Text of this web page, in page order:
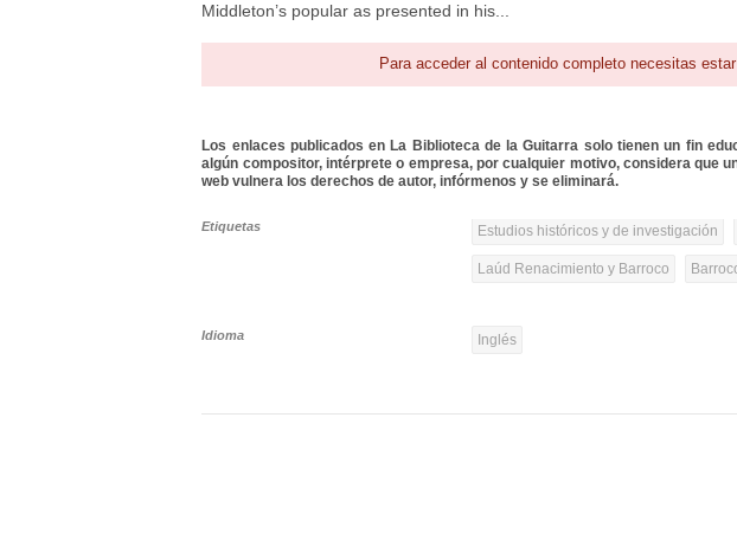
Middleton’s popular as presented in his...
Para acceder al contenido completo necesitas
Los enlaces publicados en La Biblioteca de la Guitarra solo tienen un fin
algún compositor, intérprete o empresa, por cualquier motivo, considera que
web vulnera los derechos de autor, infórmenos y se eliminará.
Etiquetas Estudios históricos y de investigación
Laúd Renacimiento y Barroco
Idioma Inglés